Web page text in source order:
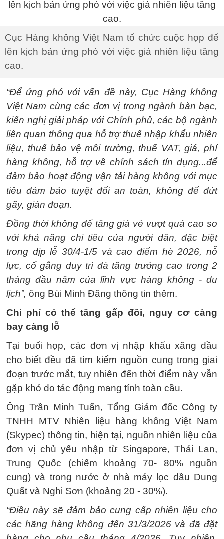
Cục Hàng không Việt Nam tổ chức cuộc họp để
lên kịch bản ứng phó với việc giá nhiên liệu tăng
cao.
“Để ứng phó với vấn đề này, Cục Hàng không
Việt Nam cùng các đơn vị trong ngành bàn bạc,
kiến nghị giải pháp với Chính phủ, các bộ ngành
liên quan thông qua hỗ trợ thuế nhập khẩu nhiên
liệu, thuế bảo vệ môi trường, thuế VAT, giá, phí
hàng không, hỗ trợ về chính sách tín dụng...để
đảm bảo hoạt động vận tải hàng không với mục
tiêu đảm bảo tuyệt đối an toàn, không để đứt
gãy, gián đoạn.
Đồng thời không để tăng giá vé vượt quá cao so
với khả năng chi tiêu của người dân, đặc biệt
trong dịp lễ 30/4-1/5 và cao điểm hè 2026, nỗ
lực, cố gắng duy trì đà tăng trưởng cao trong 2
tháng đầu năm của lĩnh vực hàng không - du
lịch”, ông Bùi Minh Đăng thông tin thêm.
Chi phí có thể tăng gấp đôi, nguy cơ càng
bay càng lỗ
Tại buổi họp, các đơn vị nhập khẩu xăng dầu
cho biết đều đã tìm kiếm nguồn cung trong giai
đoạn trước mắt, tuy nhiên đến thời điểm này vẫn
gặp khó do tác động mang tính toàn cầu.
Ông Trần Minh Tuấn, Tổng Giám đốc Công ty
TNHH MTV Nhiên liệu hàng không Việt Nam
(Skypec) thông tin, hiện tại, nguồn nhiên liệu của
đơn vị chủ yếu nhập từ Singapore, Thái Lan,
Trung Quốc (chiếm khoảng 70- 80% nguồn
cung) và trong nước ở nhà máy lọc dầu Dung
Quất và Nghi Sơn (khoảng 20 - 30%).
“Điều này sẽ đảm bảo cung cấp nhiên liệu cho
các hãng hàng không đến 31/3/2026 và đã đặt